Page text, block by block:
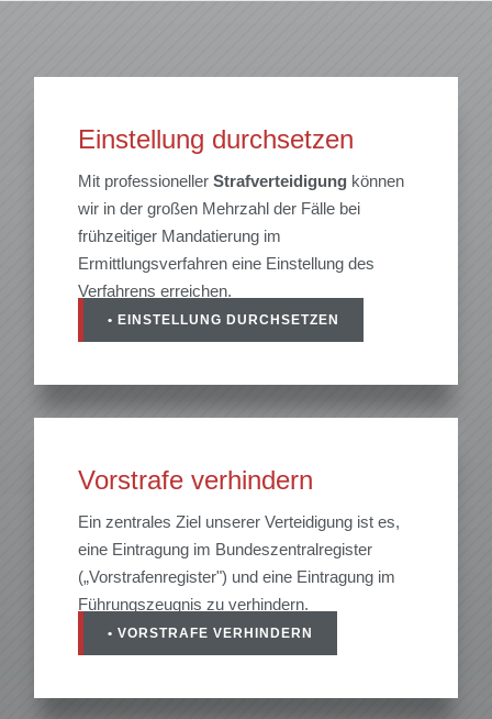
Einstellung durchsetzen
Mit professionellerStrafverteidigung können
wir in der großen Mehrzahl der Fälle bei
frühzeitiger Mandatierung im
Ermittlungsverfahren eine Einstellung des
Verfahrens erreichen.
• EINSTELLUNG DURCHSETZEN
Vorstrafe verhindern
Ein zentrales Ziel unserer Verteidigung ist es,
eine Eintragung im Bundeszentralregister
(„Vorstrafenregister") und eine Eintragung im
Führungszeugnis zu verhindern.
• VORSTRAFE VERHINDERN